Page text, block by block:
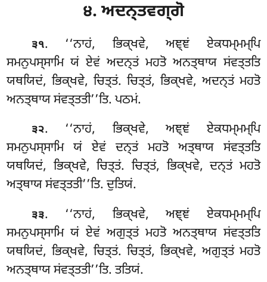
੪. ਅਦਨ੍ਤਵਗ੍ਗੋ
੩੧. ‘‘ਨਾਹਂ, ਭਿਕ੍ਖਵੇ, ਅਞ੍ਞਂ ਏਕਧਮ੍ਮਮ੍ਪਿ
ਸਮਨੁਪਸ੍ਸਾਮਿ ਯਂ ਏਵਂ ਅਦਨ੍ਤਂ ਮਹਤੋ ਅਨਤ੍ਥਾਯ ਸਂਵਤ੍ਤਤਿ
ਯਥਯਿਦਂ, ਭਿਕ੍ਖਵੇ, ਚਿਤ੍ਤਂ. ਚਿਤ੍ਤਂ, ਭਿਕ੍ਖਵੇ, ਅਦਨ੍ਤਂ ਮਹਤੋ
ਅਨਤ੍ਥਾਯ ਸਂਵਤ੍ਤਤੀ’’ਤਿ. ਪਠਮਂ.
੩੨. ‘‘ਨਾਹਂ, ਭਿਕ੍ਖਵੇ, ਅਞ੍ਞਂ ਏਕਧਮ੍ਮਮ੍ਪਿ
ਸਮਨੁਪਸ੍ਸਾਮਿ ਯਂ ਏਵਂ ਦਨ੍ਤਂ ਮਹਤੋ ਅਤ੍ਥਾਯ ਸਂਵਤ੍ਤਤਿ
ਯਥਯਿਦਂ, ਭਿਕ੍ਖਵੇ, ਚਿਤ੍ਤਂ. ਚਿਤ੍ਤਂ, ਭਿਕ੍ਖਵੇ, ਦਨ੍ਤਂ ਮਹਤੋ
ਅਤ੍ਥਾਯ ਸਂਵਤ੍ਤਤੀ’’ਤਿ. ਦੁਤਿਯਂ.
੩੩. ‘‘ਨਾਹਂ, ਭਿਕ੍ਖਵੇ, ਅਞ੍ਞਂ ਏਕਧਮ੍ਮਮ੍ਪਿ
ਸਮਨੁਪਸ੍ਸਾਮਿਯਂ ਏਵਂ ਅਗੁਤ੍ਤਂ ਮਹਤੋ ਅਨਤ੍ਥਾਯ ਸਂਵਤ੍ਤਤਿ
ਯਥਯਿਦਂ, ਭਿਕ੍ਖਵੇ, ਚਿਤ੍ਤਂ. ਚਿਤ੍ਤਂ, ਭਿਕ੍ਖਵੇ, ਅਗੁਤ੍ਤਂ ਮਹਤੋ
ਅਨਤ੍ਥਾਯ ਸਂਵਤ੍ਤਤੀ’’ਤਿ. ਤਤਿਯਂ.